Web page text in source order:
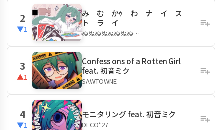
2
▼1
み む かｩ わ ナ イ ス
ト ラ イ
ぬぬぬぬぬぬぬぬ…
3
▲1
Confessions of a Rotten Girl
feat. 初音ミク
SAWTOWNE
4
▼1
モニタリング feat. 初音ミク
DECO*27